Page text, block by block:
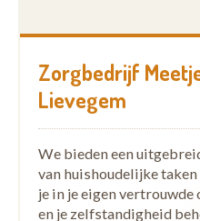
Zorgbedrijf
Lievegem
We bieden een
van huishoudelijke
je in je eigen
en je zelfstandigheid